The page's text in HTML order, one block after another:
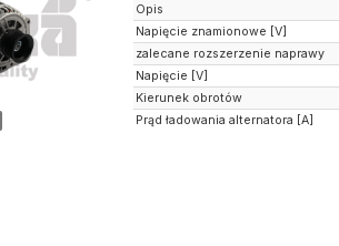
Opis
Napięcie znamionowe [V]
zalecane rozszerzenie naprawy
Napięcie [V]
Kierunek obrotów
Prąd ładowania alternatora [A]